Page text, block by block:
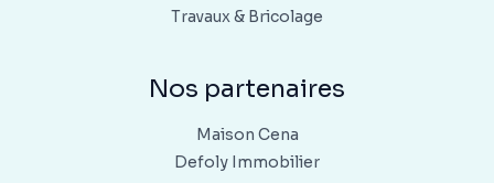
Travaux & Bricolage
Nos partenaires
Maison Cena
Defoly Immobilier